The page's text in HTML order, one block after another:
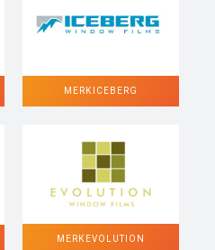
MERK ICEBERG
MERK EVOLUTION